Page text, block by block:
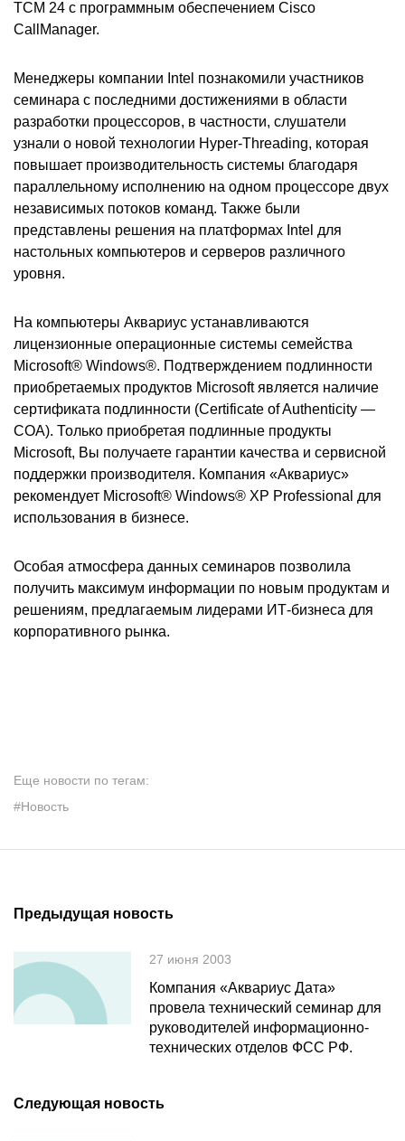
ТСМ 24 с программным обеспечением Cisco
CallManager.
Менеджеры компании Intel познакомили участников
семинара с последними достижениями в области
разработки процессоров, в частности, слушатели
узнали о новой технологии Hyper-Threading, которая
повышает производительность системы благодаря
параллельному исполнению на одном процессоре двух
независимых потоков команд. Также были
представлены решения на платформах Intel для
настольных компьютеров и серверов различного
уровня.
На компьютеры Аквариус устанавливаются
лицензионные операционные системы семейства
Microsoft® Windows®. Подтверждением подлинности
приобретаемых продуктов Microsoft является наличие
сертификата подлинности (Certificate of Authenticity —
COA). Только приобретая подлинные продукты
Microsoft, Вы получаете гарантии качества и сервисной
поддержки производителя. Компания «Аквариус»
рекомендует Microsoft® Windows® XP Professional для
использования в бизнесе.
Особая атмосфера данных семинаров позволила
получить максимум информации по новым продуктам и
решениям, предлагаемым лидерами ИТ-бизнеса для
корпоративного рынка.
Еще новости по тегам:
#Новость
Предыдущая новость
27 июня 2003
Компания «Аквариус Дата»
провела технический семинар для
руководителей информационно-
технических отделов ФСС РФ.
Следующая новость